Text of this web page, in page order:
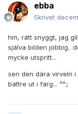
ebba
Skrivet
hm, rätt snyggt, jag
själva bilden jobbig..
mycke utspritt...
sen den dära virveln
bättre ut i färg... ^^;;